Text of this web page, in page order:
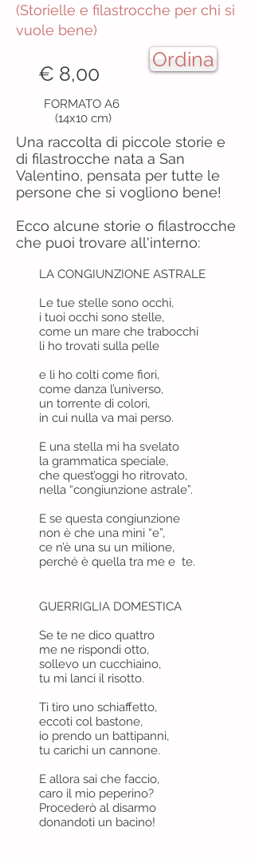
(Storielle e filastrocche per chi si
vuole bene)
€ 8,00
FORMATO A6
(14x10 cm)
Ordina
Una raccolta di piccole storie e
di filastrocche nata a San
Valentino, pensata per tutte le
persone che si vogliono bene!
Ecco alcune storie o filastrocche
che puoi trovare all'interno:
LA CONGIUNZIONE ASTRALE
Le tue stelle sono occhi,
i tuoi occhi sono stelle,
come un mare che trabocchi
li ho trovati sulla pelle
e li ho colti come fiori,
come danza l’universo,
un torrente di colori,
in cui nulla va mai perso.
E una stella mi ha svelato
la grammatica speciale,
che quest’oggi ho ritrovato,
nella “congiunzione astrale”.
E se questa congiunzione
non è che una mini “e”,
ce n’è una su un milione,
perché è quella tra me e te.
GUERRIGLIA DOMESTICA
Se te ne dico quattro
me ne rispondi otto,
sollevo un cucchiaino,
tu mi lanci il risotto.
Ti tiro uno schiaffetto,
eccoti col bastone,
io prendo un battipanni,
tu carichi un cannone.
E allora sai che faccio,
caro il mio peperino?
Procederò al disarmo
donandoti un bacino!